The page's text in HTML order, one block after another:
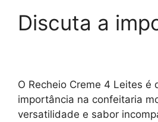
Discuta a
O Recheio Creme 4 Leites é
importância na confeitaria
versatilidade e sabor